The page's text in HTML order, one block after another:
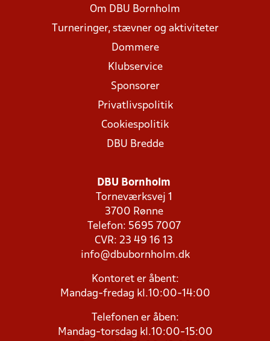
Om DBU Bornholm
Turneringer, stævner og aktiviteter
Dommere
Klubservice
Sponsorer
Privatlivspolitik
Cookiespolitik
DBU Bredde
DBU Bornholm
Torneværksvej 1
3700 Rønne
Telefon: 5695 7007
CVR: 23 49 16 13
info@dbubornholm.dk
Kontoret er åbent:
Mandag-fredag kl.10:00-14:00
Telefonen er åben:
Mandag-torsdag kl.10:00-15:00